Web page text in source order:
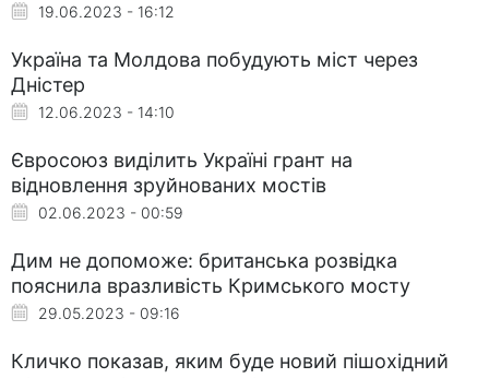
19.06.2023 - 16:12
Україна та Молдова побудують міст через
Дністер
12.06.2023 - 14:10
Євросоюз виділить Україні грант на
відновлення зруйнованих мостів
02.06.2023 - 00:59
Дим не допоможе: британська розвідка
пояснила вразливість Кримського мосту
29.05.2023 - 09:16
Кличко показав, яким буде новий пішохідний